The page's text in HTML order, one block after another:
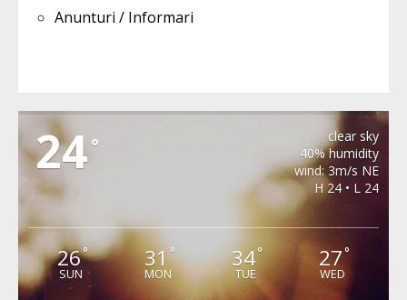
Anunturi / Informari
24°
clear sky
40% humidity
wind: 3m/s NE
H 24 • L 24
26°
SUN
31°
MON
34°
TUE
27°
WED